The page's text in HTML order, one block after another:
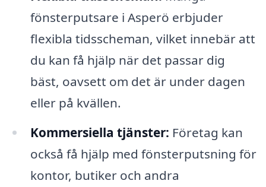
fönsterputsare i Asperö erbjuder
flexibla tidsscheman, vilket innebär att
du kan få hjälp när det passar dig
bäst, oavsett om det är under dagen
eller på kvällen.
Kommersiella tjänster: Företag kan
också få hjälp med fönsterputsning för
kontor, butiker och andra